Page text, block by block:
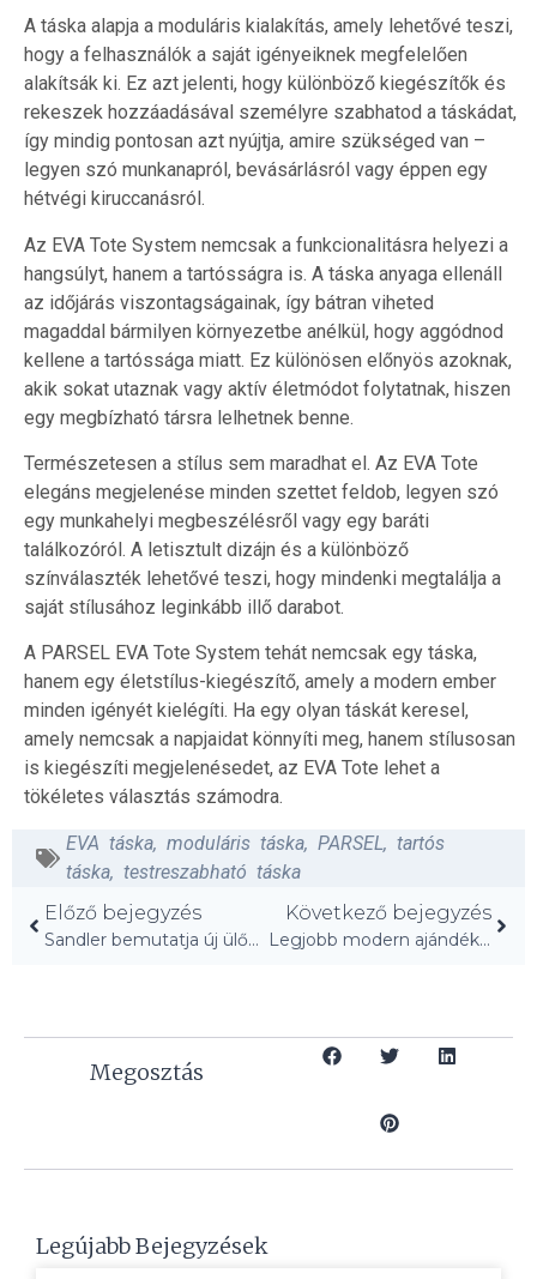
A táska alapja a moduláris kialakítás, amely lehetővé teszi,
hogy a felhasználók a saját igényeiknek megfelelően
alakítsák ki. Ez azt jelenti, hogy különböző kiegészítők és
rekeszek hozzáadásával személyre szabhatod a táskádat,
így mindig pontosan azt nyújtja, amire szükséged van –
legyen szó munkanapról, bevásárlásról vagy éppen egy
hétvégi kiruccanásról.
Az EVA Tote System nemcsak a funkcionalitásra helyezi a
hangsúlyt, hanem a tartósságra is. A táska anyaga ellenáll
az időjárás viszontagságainak, így bátran viheted
magaddal bármilyen környezetbe anélkül, hogy aggódnod
kellene a tartóssága miatt. Ez különösen előnyös azoknak,
akik sokat utaznak vagy aktív életmódot folytatnak, hiszen
egy megbízható társra lelhetnek benne.
Természetesen a stílus sem maradhat el. Az EVA Tote
elegáns megjelenése minden szettet feldob, legyen szó
egy munkahelyi megbeszélésről vagy egy baráti
találkozóról. A letisztult dizájn és a különböző
színválaszték lehetővé teszi, hogy mindenki megtalálja a
saját stílusához leginkább illő darabot.
A PARSEL EVA Tote System tehát nemcsak egy táska,
hanem egy életstílus-kiegészítő, amely a modern ember
minden igényét kielégíti. Ha egy olyan táskát keresel,
amely nemcsak a napjaidat könnyíti meg, hanem stílusosan
is kiegészíti megjelenésedet, az EVA Tote lehet a
tökéletes választás számodra.
EVA táska, moduláris táska, PARSEL, tartós
táska, testreszabható táska
Előző bejegyzés
Sandler bemutatja új ülőbútorait a vendéglátásban!
Következő bejegyzés
Legjobb modern ajándékok 2025-ben a főzőknek!
Megosztás
Legújabb Bejegyzések